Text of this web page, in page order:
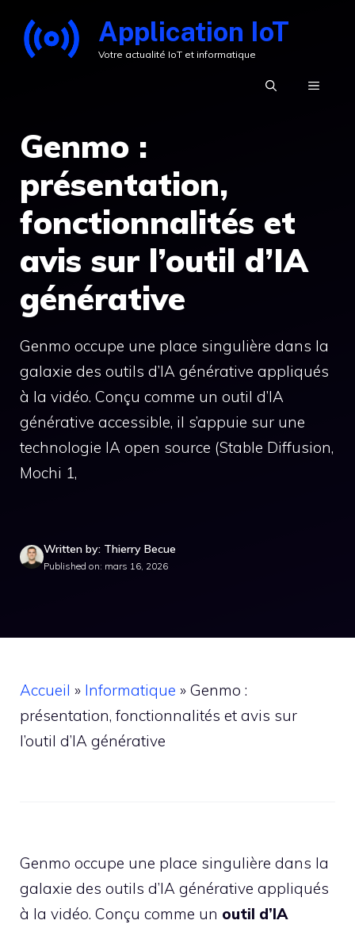
contenu
Application IoT
Votre actualité IoT et informatique
MENU
Genmo :
présentation,
fonctionnalités et
avis sur l’outil d’IA
générative
Genmo occupe une place singulière dans la
galaxie des outils d’IA générative appliqués
à la vidéo. Conçu comme un outil d’IA
générative accessible, il s’appuie sur une
technologie IA open source (Stable Diffusion,
Mochi 1,
Written by: Thierry Becue
Published on: mars 16, 2026
Accueil » Informatique » Genmo :
présentation, fonctionnalités et avis sur
l’outil d’IA générative
Genmo occupe une place singulière dans la
galaxie des outils d’IA générative appliqués
à la vidéo. Conçu comme un outil d’IA